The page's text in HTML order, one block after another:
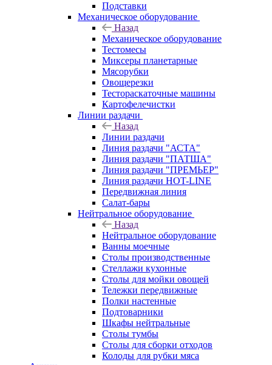
Подставки
Механическое оборудование
Назад
Механическое оборудование
Тестомесы
Миксеры планетарные
Мясорубки
Овощерезки
Тестораскаточные машины
Картофелечистки
Линии раздачи
Назад
Линии раздачи
Линия раздачи "АСТА"
Линия раздачи "ПАТША"
Линия раздачи "ПРЕМЬЕР"
Линия раздачи HOT-LINE
Передвижная линия
Салат-бары
Нейтральное оборудование
Назад
Нейтральное оборудование
Ванны моечные
Столы производственные
Стеллажи кухонные
Столы для мойки овощей
Тележки передвижные
Полки настенные
Подтоварники
Шкафы нейтральные
Столы тумбы
Столы для сборки отходов
Колоды для рубки мяса